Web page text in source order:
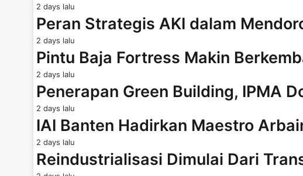
2 days lalu
Peran Strategis AKI dalam
2 days lalu
Pintu Baja Fortress Makin
2 days lalu
Penerapan Green Building, IPMA
2 days lalu
IAI Banten Hadirkan Maestro
2 days lalu
Reindustrialisasi Dimulai Dari